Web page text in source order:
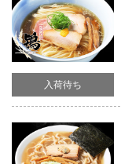
入荷待ち